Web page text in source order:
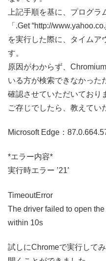
上記手順を基に、プログラ
「.Get “http://
を実行した際に、タイムア
す。
原因がわからず、
いる方が検索できなかった
確認させていただいており
ご存じでしたら、教えてい
Microsoft Edge：
*エラー内容*
実行時エラー ’21’
TimeoutError
The driver failed to open
within 10s
試しにChromeで実行して